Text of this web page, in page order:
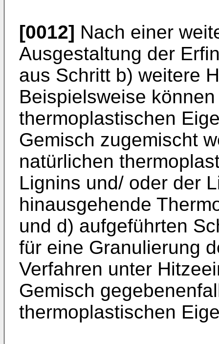
[0012] Nach einer
Ausgestaltung der
aus Schritt b) weitere
Beispielsweise
thermoplastischen
Gemisch zugemischt
natürlichen
Lignins und/ oder der
hinausgehende
und d) aufgeführten
für eine Granulierung
Verfahren unter
Gemisch
thermoplastischen